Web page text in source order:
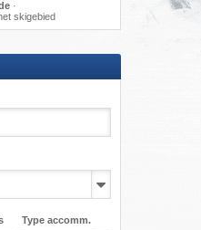
·
skigebied
Type accomm.